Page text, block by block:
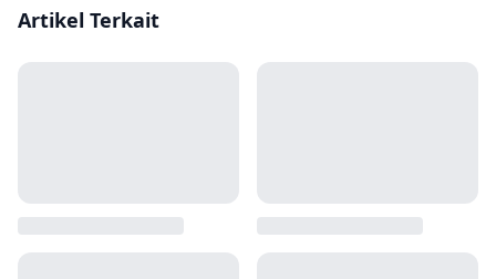
Artikel Terkait